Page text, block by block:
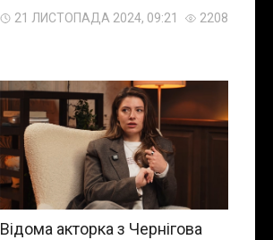
21 ЛИСТОПАДА 2024, 09:21 2208
Відома акторка з Чернігова